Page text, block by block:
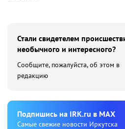
Стали свидетелем
необычного и интересного?
Сообщите, пожалуйста, об этом в
редакцию
Подпишиcь на IRK.ru в MAX
Cамые свежие новости Иркутска